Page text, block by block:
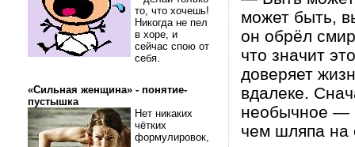
то, что хочешь!
Никогда не пел
в хоре, и
сейчас спою от
себя.
«Сильная женщина» - понятие-
пустышка
Нет никаких
чётких
формулировок,
может быть,
он обрёл
что значит
доверяет
вдалеке.
необычное —
чем шляпа на